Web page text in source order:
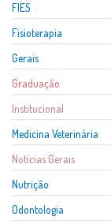
FIES
Fisioterapia
Gerais
Graduação
Institucional
Medicina Veterinária
Notícias Gerais
Nutrição
Odontologia